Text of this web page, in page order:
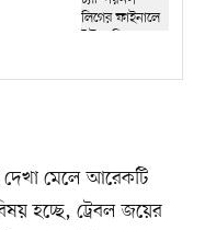
দেখা মেলে আরেকটি
হচ্ছে, ট্রেবল জয়ের